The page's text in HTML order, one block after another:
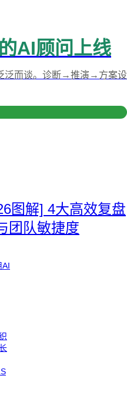
AI
AI顾问上线
泛而谈。诊断→推演→方案设
图解] 4大高效复盘
团队敏捷度